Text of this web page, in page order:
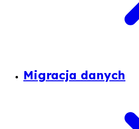
Migracja danych